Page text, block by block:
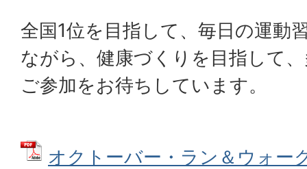
全国1位を目指して、毎日の運動
ながら、健康づくりを目指して
ご参加をお待ちしています。
オクトーバー・ラン＆ウォー